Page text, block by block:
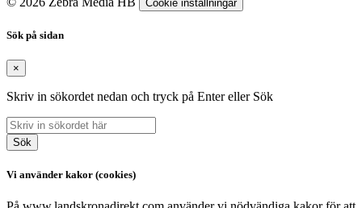
Cookie inställningar
Sök på sidan
×
Skriv in sökordet nedan och tryck på Enter eller Sök
Sök
Vi använder kakor (cookies)